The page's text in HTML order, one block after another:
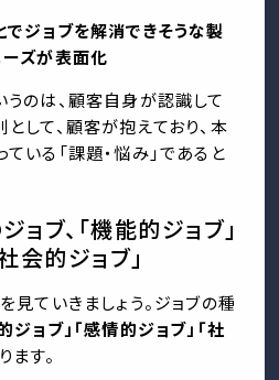
ジョブを解消できそうな製
ズが表面化
のは、顧客自身が認識して
して、顧客が抱えており、本
いる「課題・悩み」であると
ブ、「機能的ジョブ」
会的ジョブ」
見ていきましょう。ジョブの種
ジョブ」「感情的ジョブ」「社
ます。